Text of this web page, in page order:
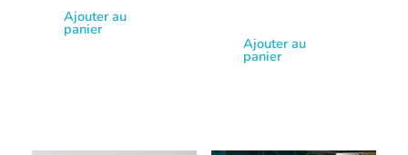
Ajouter au
panier
Ajouter au
panier